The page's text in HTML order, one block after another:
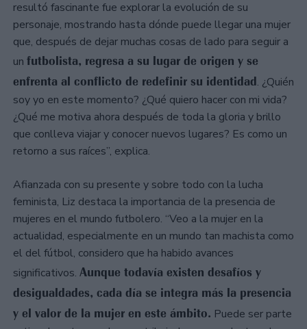
resultó fascinante fue explorar la evolución de su
personaje, mostrando hasta dónde puede llegar una mujer
que, después de dejar muchas cosas de lado para seguir a
un futbolista, regresa a su lugar de origen y se
enfrenta al conflicto de redefinir su identidad. ¿Quién
soy yo en este momento? ¿Qué quiero hacer con mi vida?
¿Qué me motiva ahora después de toda la gloria y brillo
que conlleva viajar y conocer nuevos lugares? Es como un
retorno a sus raíces”, explica.
Afianzada con su presente y sobre todo con la lucha
feminista, Liz destaca la importancia de la presencia de
mujeres en el mundo futbolero. “Veo a la mujer en la
actualidad, especialmente en un mundo tan machista como
el del fútbol, considero que ha habido avances
significativos. Aunque todavía existen desafíos y
desigualdades, cada día se integra más la presencia
y el valor de la mujer en este ámbito. Puede ser parte